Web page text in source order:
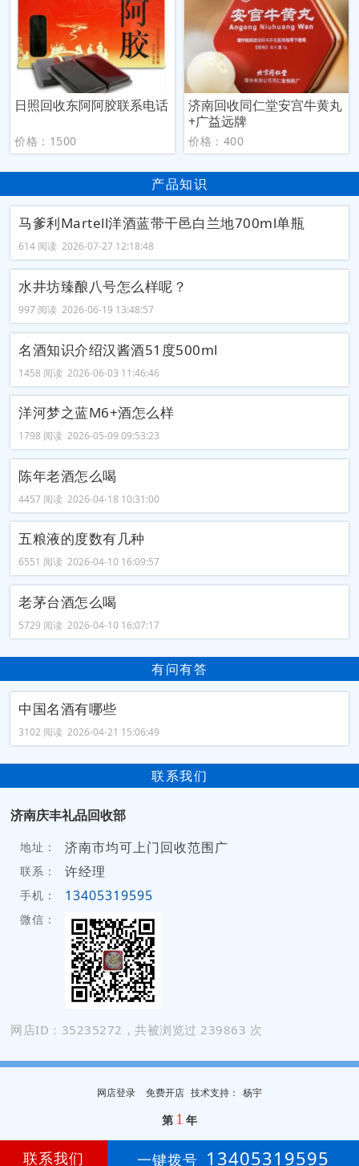
日照回收东阿阿胶联系电话
价格：1500
济南回收同仁堂安宫牛黄丸
+广益远牌
价格：400
产品知识
马爹利Martell洋酒蓝带干邑白兰地700ml单瓶
614 阅读 2026-07-27 12:18:48
水井坊臻酿八号怎么样呢？
997 阅读 2026-06-19 13:48:57
名酒知识介绍汉酱酒51度500ml
1458 阅读 2026-06-03 11:46:46
洋河梦之蓝M6+酒怎么样
1798 阅读 2026-05-09 09:53:23
陈年老酒怎么喝
4457 阅读 2026-04-18 10:31:00
五粮液的度数有几种
6551 阅读 2026-04-10 16:09:57
老茅台酒怎么喝
5729 阅读 2026-04-10 16:07:17
有问有答
中国名酒有哪些
3102 阅读 2026-04-21 15:06:49
联系我们
济南庆丰礼品回收部
地址： 济南市均可上门回收范围广
联系： 许经理
手机： 13405319595
微信：
网店ID：35235272，共被浏览过 239863 次
网店登录 免费开店 技术支持 ： 杨宇
第 1 年
联系我们 一键拨号 13405319595